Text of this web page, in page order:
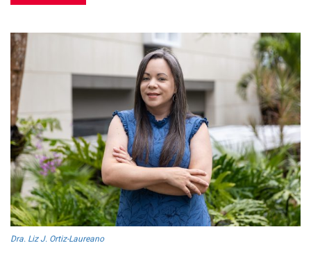
Dra. Liz J. Ortiz-Laureano